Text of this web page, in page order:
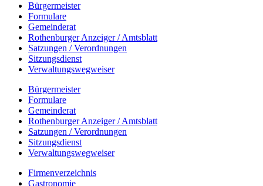
Bürgermeister
Formulare
Gemeinderat
Rothenburger Anzeiger / Amtsblatt
Satzungen / Verordnungen
Sitzungsdienst
Verwaltungswegweiser
Bürgermeister
Formulare
Gemeinderat
Rothenburger Anzeiger / Amtsblatt
Satzungen / Verordnungen
Sitzungsdienst
Verwaltungswegweiser
Firmenverzeichnis
Gastronomie